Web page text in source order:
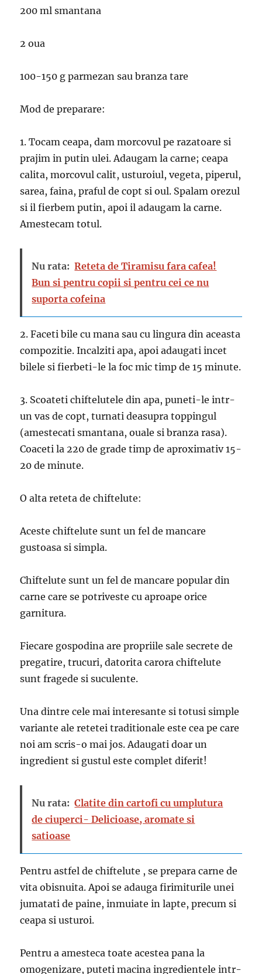
200 ml smantana
2 oua
100-150 g parmezan sau branza tare
Mod de preparare:
1. Tocam ceapa, dam morcovul pe razatoare si
prajim in putin ulei. Adaugam la carne; ceapa
calita, morcovul calit, usturoiul, vegeta, piperul,
sarea, faina, praful de copt si oul. Spalam orezul
si il fierbem putin, apoi il adaugam la carne.
Amestecam totul.
Nu rata: Reteta de Tiramisu fara cafea!
Bun si pentru copii si pentru cei ce nu
suporta cofeina
2. Faceti bile cu mana sau cu lingura din aceasta
compozitie. Incalziti apa, apoi adaugati incet
bilele si fierbeti-le la foc mic timp de 15 minute.
3. Scoateti chiftelutele din apa, puneti-le intr-
un vas de copt, turnati deasupra toppingul
(amestecati smantana, ouale si branza rasa).
Coaceti la 220 de grade timp de aproximativ 15-
20 de minute.
O alta reteta de chiftelute:
Aceste chiftelute sunt un fel de mancare
gustoasa si simpla.
Chiftelute sunt un fel de mancare popular din
carne care se potriveste cu aproape orice
garnitura.
Fiecare gospodina are propriile sale secrete de
pregatire, trucuri, datorita carora chiftelute
sunt fragede si suculente.
Una dintre cele mai interesante si totusi simple
variante ale retetei traditionale este cea pe care
noi am scris-o mai jos. Adaugati doar un
ingredient si gustul este complet diferit!
Nu rata: Clatite din cartofi cu umplutura
de ciuperci- Delicioase, aromate si
satioase
Pentru astfel de chiftelute , se prepara carne de
vita obisnuita. Apoi se adauga firimiturile unei
jumatati de paine, inmuiate in lapte, precum si
ceapa si usturoi.
Pentru a amesteca toate acestea pana la
omogenizare, puteti macina ingredientele intr-